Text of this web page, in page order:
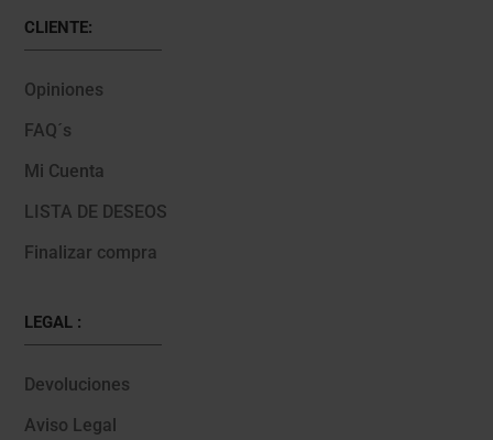
CLIENTE:
Opiniones
FAQ´s
Mi Cuenta
LISTA DE DESEOS
Finalizar compra
LEGAL :
Devoluciones
Aviso Legal